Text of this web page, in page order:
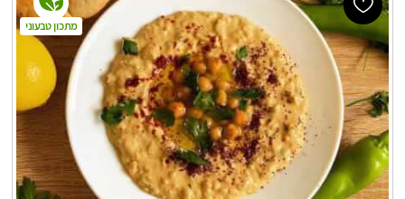
מתכון טבעוני